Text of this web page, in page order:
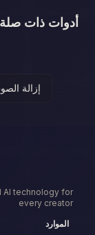
أدوات ذات
إزالة
AI technology for
every creator
الموارد